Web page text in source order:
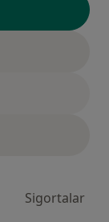
Sigortalar